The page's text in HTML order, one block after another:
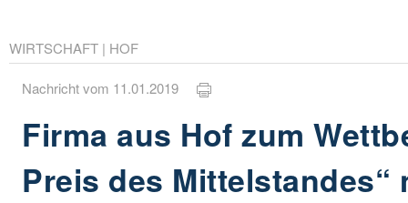
WIRTSCHAFT | HOF
Nachricht vom 11.01.2019
Firma aus Hof zum
Preis des Mittelstandes“